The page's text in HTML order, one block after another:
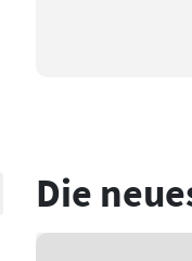
Die